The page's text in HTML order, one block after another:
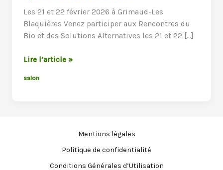
Les 21 et 22 février 2026 à Grimaud-Les
Blaquières Venez participer aux Rencontres du
Bio et des Solutions Alternatives les 21 et 22 […]
Les
Rencontres
Lire l’article »
salon
Mentions légales
Politique de confidentialité
Conditions Générales d’Utilisation